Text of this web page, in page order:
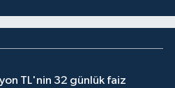
TL'nin 32 günlük faiz